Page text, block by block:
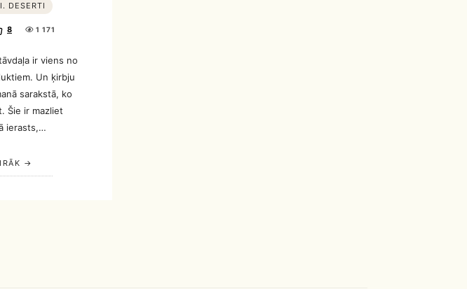
DESERTI
8 1 171
ir viens no
Un ķirbju
sarakstā, ko
Šie ir mazliet
ierasts,…